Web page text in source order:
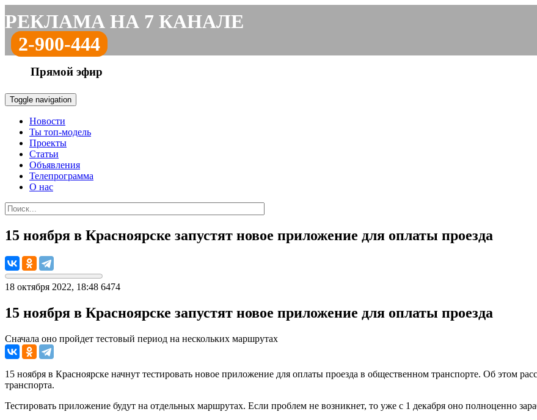
РЕКЛАМА НА 7 КАНАЛЕ
2-900-444
Прямой эфир
Toggle navigation
Новости
Ты топ-модель
Проекты
Статьи
Объявления
Телепрограмма
О нас
15 ноября в Красноярске запустят новое приложение для оплаты проезда
18 октября 2022, 18:48 6474
15 ноября в Красноярске запустят новое приложение для оплаты проезда
Сначала оно пройдет тестовый период на нескольких маршрутах
15 ноября в Красноярске начнут тестировать новое приложение для оплаты проезда в общественном транспорте. Об этом
транспорта.
Тестировать приложение будут на отдельных маршрутах. Если проблем не возникнет, то уже с 1 декабря оно полноценно